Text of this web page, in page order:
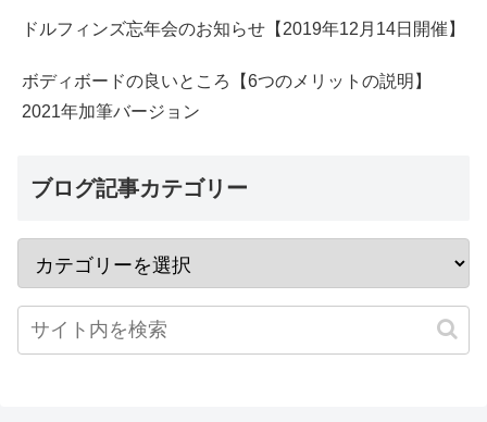
ドルフィンズ忘年会のお知らせ【2019年12月14日開催】
ボディボードの良いところ【6つのメリットの説明】
2021年加筆バージョン
ブログ記事カテゴリー